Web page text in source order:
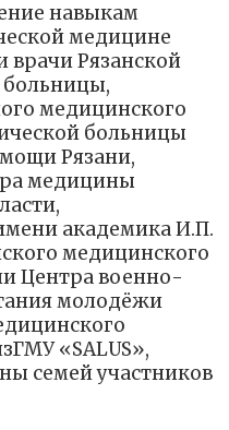
навыкам
медицине
врачи Рязанской
больницы,
медицинского
больницы
Рязани,
медицины
академика И.П.
медицинского
Центра военно-
молодёжи
«SALUS»,
семей участников